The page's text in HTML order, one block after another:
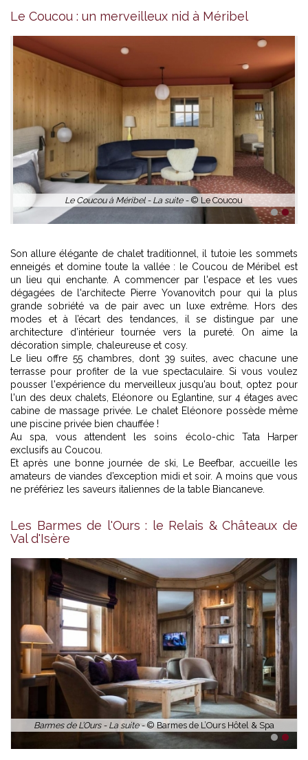
Le Coucou : un merveilleux nid à Méribel
Le Coucou à Méribel - La suite - © Le Coucou
1 2
Son allure élégante de chalet traditionnel, il tutoie les sommets
enneigés et domine toute la vallée : le Coucou de Méribel est
un lieu qui enchante. A commencer par l'espace et les vues
dégagées de l'architecte Pierre Yovanovitch pour qui la plus
grande sobriété va de pair avec un luxe extrême. Hors des
modes et à l’écart des tendances, il se distingue par une
architecture d’intérieur tournée vers la pureté. On aime la
décoration simple, chaleureuse et cosy.
Le lieu offre 55 chambres, dont 39 suites, avec chacune une
terrasse pour profiter de la vue spectaculaire. Si vous voulez
pousser l'expérience du merveilleux jusqu'au bout, optez pour
l'un des deux chalets, Eléonore ou Eglantine, sur 4 étages avec
cabine de massage privée. Le chalet Eléonore possède même
une piscine privée bien chauffée !
Au spa, vous attendent les soins écolo-chic Tata Harper
exclusifs au Coucou.
Et après une bonne journée de ski, Le Beefbar, accueille les
amateurs de viandes d’exception midi et soir. A moins que vous
ne préfériez les saveurs italiennes de la table Biancaneve.
Les Barmes de l'Ours : le Relais & Châteaux de
Val d'Isère
Barmes de L’Ours - La suite -© Barmes de L’Ours Hôtel & Spa
1 2